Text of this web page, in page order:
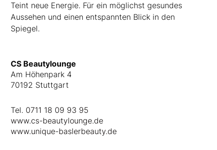
CS Beautylounge
Am Höhenpark 4
70192 Stuttgart
Tel. 0711 18 09 93 95
www.cs-beautylounge.de
www.unique-baslerbeauty.de
Teint neue Energie. Für ein möglichst gesundes
Aussehen und einen entspannten Blick in den
Spiegel.